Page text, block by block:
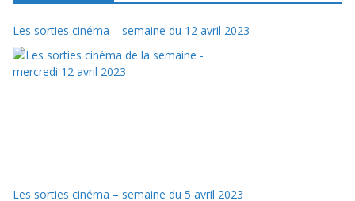
Les sorties cinéma – semaine du 12 avril 2023
Les sorties cinéma – semaine du 5 avril 2023